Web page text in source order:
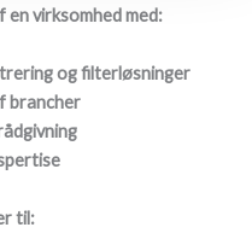
en virksomhed med:
og filterløsninger
brancher
til: